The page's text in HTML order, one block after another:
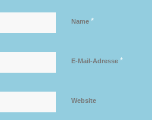
Name *
E-Mail-Adresse *
Website